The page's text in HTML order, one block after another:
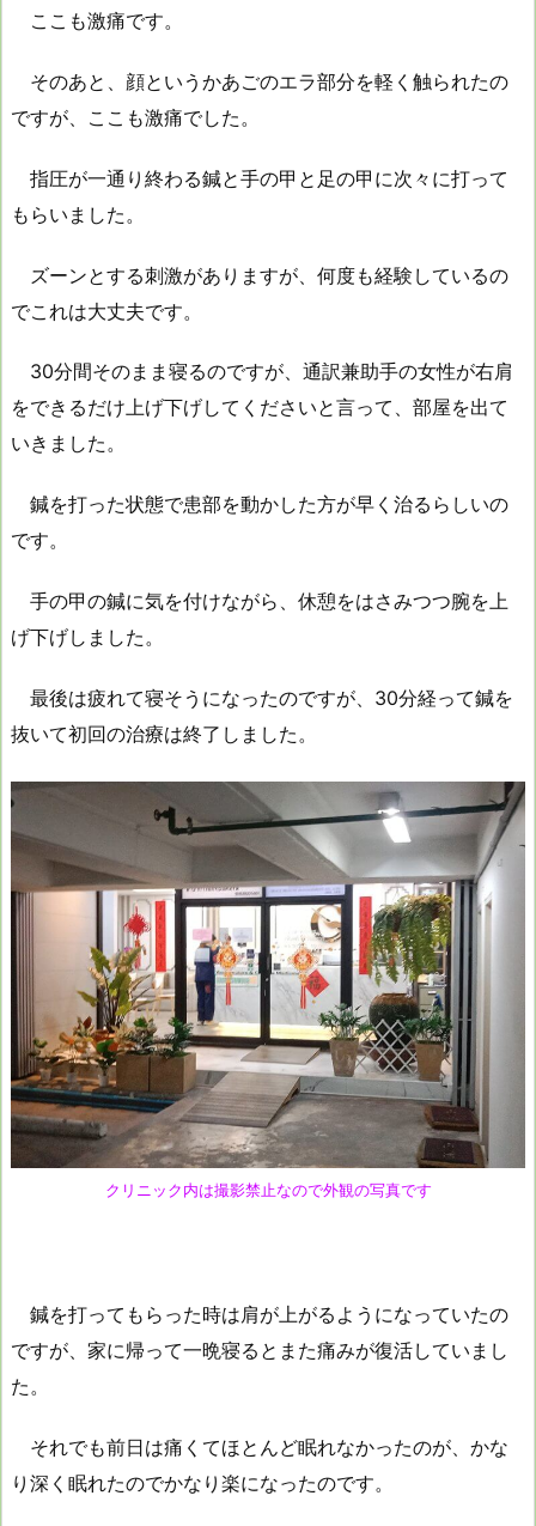
ここも激痛です。
そのあと、顔というかあごのエラ部分を軽く触られたの
ですが、ここも激痛でした。
指圧が一通り終わる鍼と手の甲と足の甲に次々に打って
もらいました。
ズーンとする刺激がありますが、何度も経験しているの
でこれは大丈夫です。
30分間そのまま寝るのですが、通訳兼助手の女性が右肩
をできるだけ上げ下げしてくださいと言って、部屋を出て
いきました。
鍼を打った状態で患部を動かした方が早く治るらしいの
です。
手の甲の鍼に気を付けながら、休憩をはさみつつ腕を上
げ下げしました。
最後は疲れて寝そうになったのですが、30分経って鍼を
抜いて初回の治療は終了しました。
クリニック内は撮影禁止なので外観の写真です
鍼を打ってもらった時は肩が上がるようになっていたの
ですが、家に帰って一晩寝るとまた痛みが復活していまし
た。
それでも前日は痛くてほとんど眠れなかったのが、かな
り深く眠れたのでかなり楽になったのです。